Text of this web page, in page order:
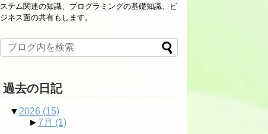
ステム関連の知識、プログラミングの基礎知識、ビ
ジネス面の共有もします。
過去の日記
▼ 2026 (15)
►7月 (1)